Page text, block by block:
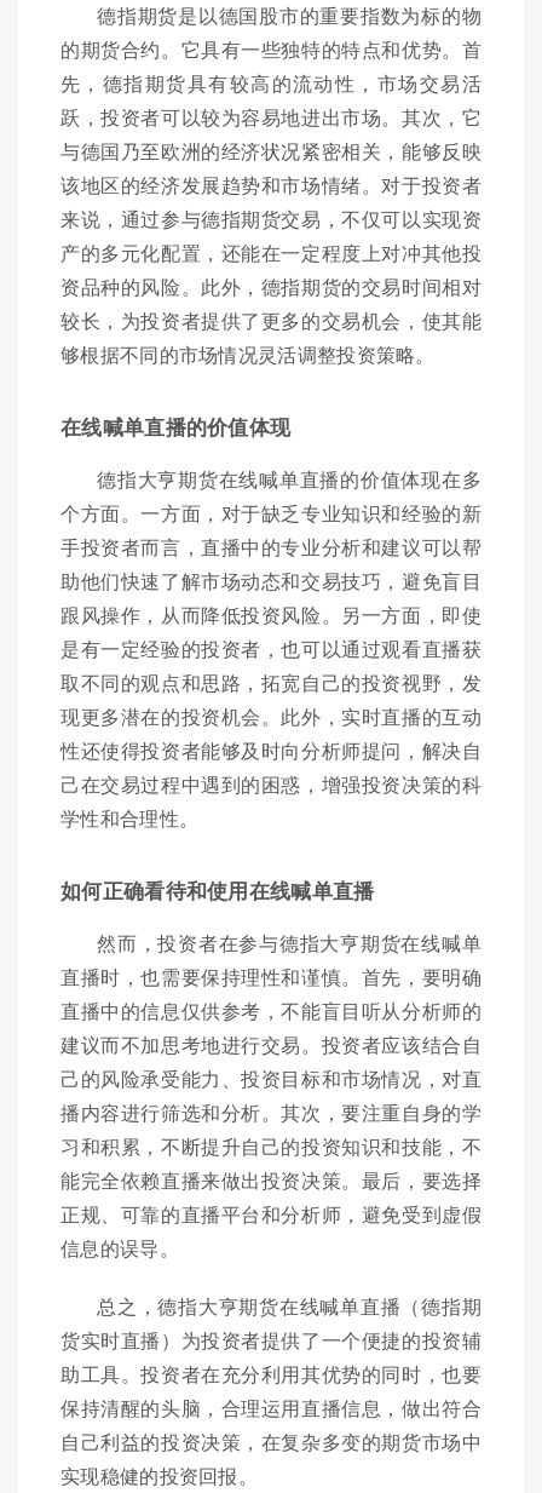
德指期货是以德国股市的重要指数为标的物
的期货合约。它具有一些独特的特点和优势。首
先，德指期货具有较高的流动性，市场交易活
跃，投资者可以较为容易地进出市场。其次，它
与德国乃至欧洲的经济状况紧密相关，能够反映
该地区的经济发展趋势和市场情绪。对于投资者
来说，通过参与德指期货交易，不仅可以实现资
产的多元化配置，还能在一定程度上对冲其他投
资品种的风险。此外，德指期货的交易时间相对
较长，为投资者提供了更多的交易机会，使其能
够根据不同的市场情况灵活调整投资策略。
在线喊单直播的价值体现
德指大亨期货在线喊单直播的价值体现在多
个方面。一方面，对于缺乏专业知识和经验的新
手投资者而言，直播中的专业分析和建议可以帮
助他们快速了解市场动态和交易技巧，避免盲目
跟风操作，从而降低投资风险。另一方面，即使
是有一定经验的投资者，也可以通过观看直播获
取不同的观点和思路，拓宽自己的投资视野，发
现更多潜在的投资机会。此外，实时直播的互动
性还使得投资者能够及时向分析师提问，解决自
己在交易过程中遇到的困惑，增强投资决策的科
学性和合理性。
如何正确看待和使用在线喊单直播
然而，投资者在参与德指大亨期货在线喊单
直播时，也需要保持理性和谨慎。首先，要明确
直播中的信息仅供参考，不能盲目听从分析师的
建议而不加思考地进行交易。投资者应该结合自
己的风险承受能力、投资目标和市场情况，对直
播内容进行筛选和分析。其次，要注重自身的学
习和积累，不断提升自己的投资知识和技能，不
能完全依赖直播来做出投资决策。最后，要选择
正规、可靠的直播平台和分析师，避免受到虚假
信息的误导。
总之，德指大亨期货在线喊单直播（德指期
货实时直播）为投资者提供了一个便捷的投资辅
助工具。投资者在充分利用其优势的同时，也要
保持清醒的头脑，合理运用直播信息，做出符合
自己利益的投资决策，在复杂多变的期货市场中
实现稳健的投资回报。